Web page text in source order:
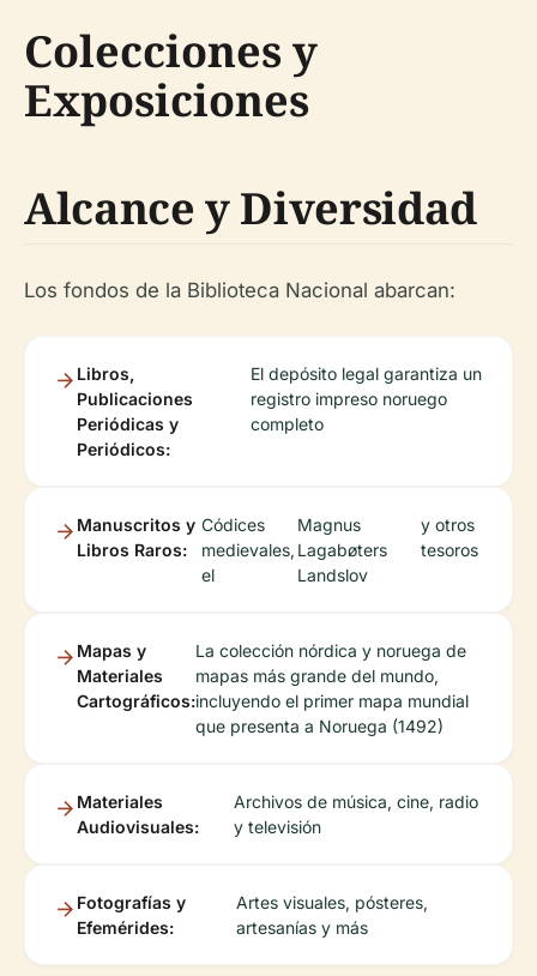
Colecciones y
Exposiciones
Alcance y Diversidad
Los fondos de la Biblioteca Nacional abarcan:
Libros,
Publicaciones
Periódicas y
Periódicos:
El depósito legal garantiza un
registro impreso noruego
completo
Manuscritos y
Libros Raros:
Códices
medievales,
el
Magnus
Lagabøters
Landslov
y otros
tesoros
Mapas y
Materiales
Cartográficos:
La colección nórdica y noruega de
mapas más grande del mundo,
incluyendo el primer mapa mundial
que presenta a Noruega (1492)
Materiales
Audiovisuales:
Archivos de música, cine, radio
y televisión
Fotografías y
Efemérides:
Artes visuales, pósteres,
artesanías y más